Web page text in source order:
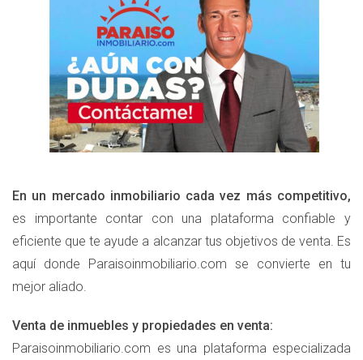
En un mercado inmobiliario cada vez más competitivo,
es importante contar con una plataforma confiable y
eficiente que te ayude a alcanzar tus objetivos de venta. Es
aquí donde Paraisoinmobiliario.com se convierte en tu
mejor aliado.
Venta de inmuebles y propiedades en venta:
Paraisoinmobiliario.com es una plataforma especializada